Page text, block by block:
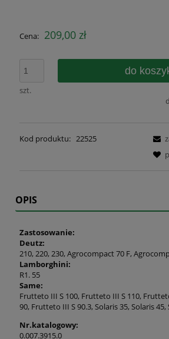
Cena: 209,00 zł
szt.
do
Kod produktu: 22525
OPIS
Zastosowanie:
Deutz:
210, 220, 230, Agrocompact 70 F,
Lamborghini:
R1. 55
Same:
Frutteto III S 100, Frutteto III S 110,
90, Frutteto III S 90.3, Solaris 35, Solaris 45,
Nr.katalogowy:
0.007.3915.0